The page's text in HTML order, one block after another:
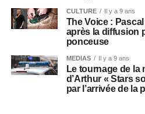
CULTURE Il y a 9 ans
The Voice :
après la diffusion
ponceuse
MEDIAS Il y a 9 ans
Le tournage de la
d’Arthur « Stars
par l’arrivée de la